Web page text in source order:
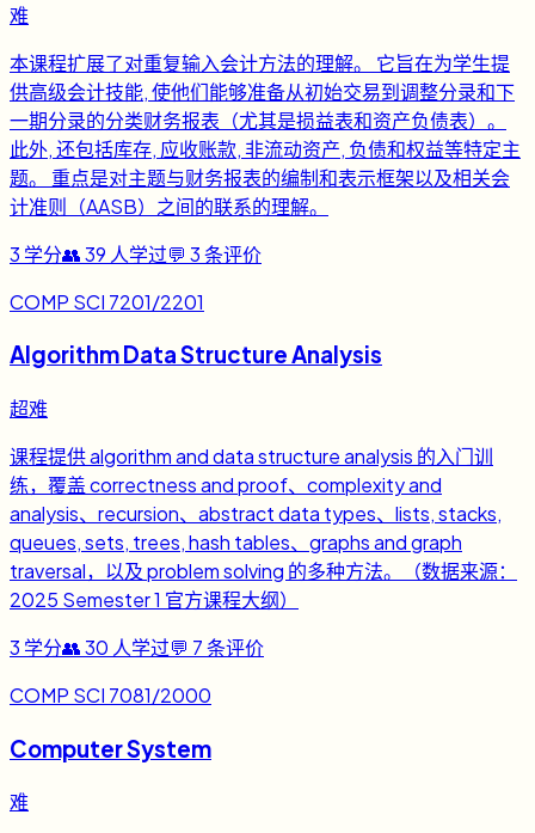
难
本课程扩展了对重复输入会计方法的理解。 它旨在为学生提
供高级会计技能, 使他们能够准备从初始交易到调整分录和下
一期分录的分类财务报表（尤其是损益表和资产负债表）。
此外, 还包括库存, 应收账款, 非流动资产, 负债和权益等特定主
题。 重点是对主题与财务报表的编制和表示框架以及相关会
计准则（AASB）之间的联系的理解。
3 学分👥39 人学过💬 3条评价
COMP SCI 7201/2201
Algorithm Data Structure Analysis
超难
课程提供 algorithm and data structure analysis 的入门训
练，覆盖 correctness and proof、complexity and
analysis、recursion、abstract data types、lists, stacks,
queues, sets, trees, hash tables、graphs and graph
traversal，以及 problem solving 的多种方法。（数据来源：
2025 Semester 1 官方课程大纲）
3 学分👥30 人学过💬 7条评价
COMP SCI 7081/2000
Computer System
难